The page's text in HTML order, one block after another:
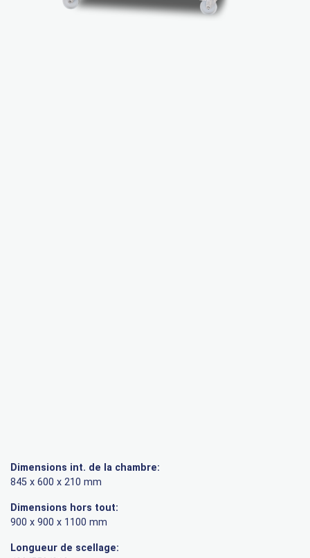
Dimensions int. de la chambre:
845 x 600 x 210 mm
Dimensions hors tout:
900 x 900 x 1100 mm
Longueur de scellage: